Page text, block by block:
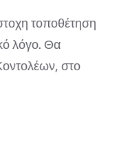
τοποθέτηση
λόγο. Θα
στο